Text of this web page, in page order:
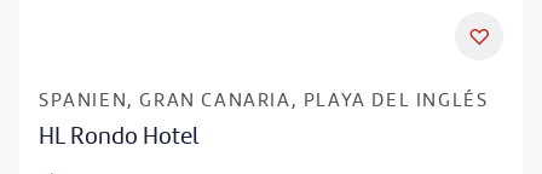
SPANIEN, GRAN CANARIA, PLAYA DEL INGLÉS
HL Rondo Hotel